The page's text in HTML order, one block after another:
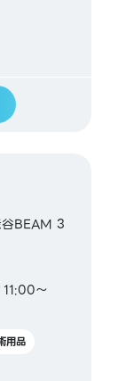
BEAM 3
～
用品